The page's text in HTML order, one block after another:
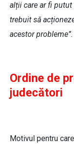
alții care ar fi
trebuit să
acestor probleme”.
Ordine de
judecători
Motivul pentru care